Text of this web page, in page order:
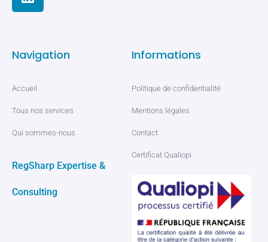
Navigation
Accueil
Tous nos services
Qui sommes-nous
RegSharp Expertise &
Consulting
Informations
Politique de confidentialité
Mentions légales
Contact
Certificat Qualiopi